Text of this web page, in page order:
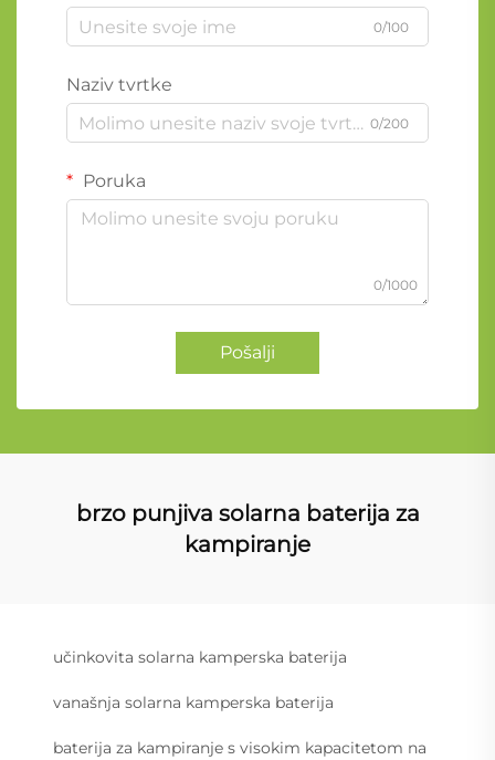
0/100
Naziv tvrtke
0/200
Poruka
0/1000
Pošalji
brzo punjiva solarna baterija za
kampiranje
učinkovita solarna kamperska baterija
vanašnja solarna kamperska baterija
baterija za kampiranje s visokim kapacitetom na